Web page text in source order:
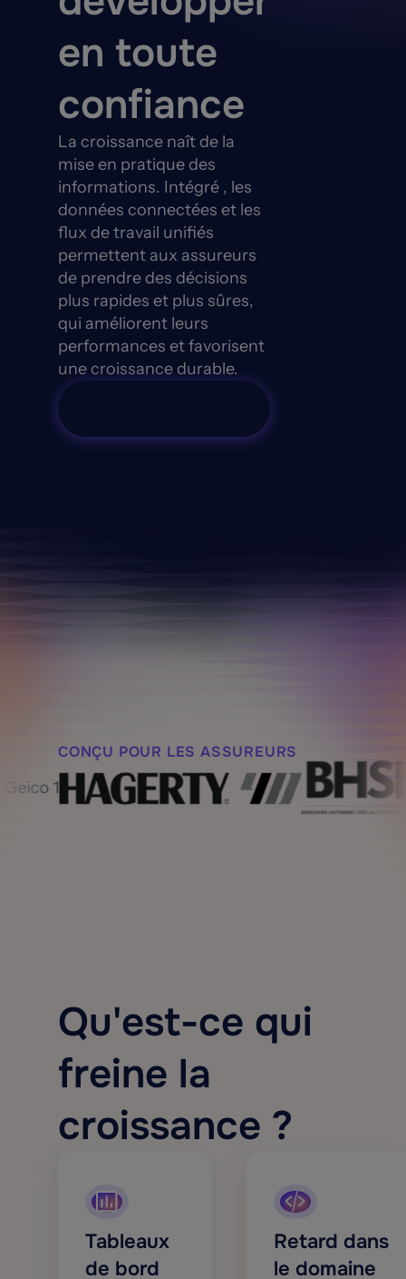
en toute
confiance
La croissance naît de la
mise en pratique des
informations. Intégré , les
données connectées et les
flux de travail unifiés
permettent aux assureurs
de prendre des décisions
plus rapides et plus sûres,
qui améliorent leurs
performances et favorisent
une croissance durable.
CONÇU POUR LES ASSUREURS
Qu'est-ce qui
freine la
croissance ?
Tableaux
de bord
Retard dans
le domaine